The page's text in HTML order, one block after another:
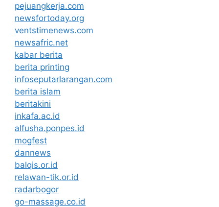
pejuangkerja.com
newsfortoday.org
ventstimenews.com
newsafric.net
kabar berita
berita printing
infoseputarlarangan.com
berita islam
beritakini
inkafa.ac.id
alfusha.ponpes.id
mogfest
dannews
balqis.or.id
relawan-tik.or.id
radarbogor
go-massage.co.id